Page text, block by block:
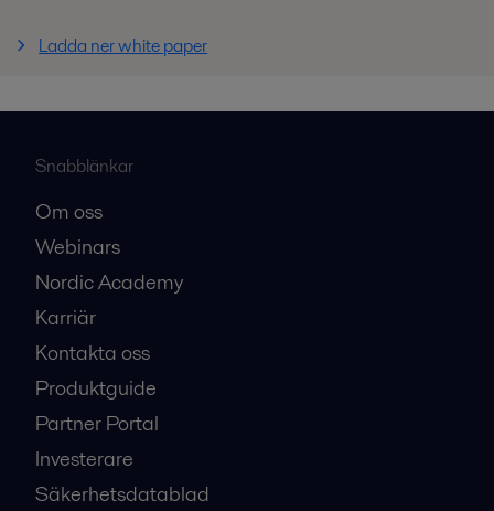
Ladda ner white paper
Snabblänkar
Om oss
Webinars
Nordic Academy
Karriär
Kontakta oss
Produktguide
Partner Portal
Investerare
Säkerhetsdatablad